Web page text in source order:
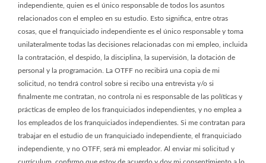
independiente, quien es el único responsable de todos los asuntos
relacionados con el empleo en su estudio. Esto significa, entre otras
cosas, que el franquiciado independiente es el único responsable y toma
unilateralmente todas las decisiones relacionadas con mi empleo, incluida
la contratación, el despido, la disciplina, la supervisión, la dotación de
personal y la programación. La OTFF no recibirá una copia de mi
solicitud, no tendrá control sobre si recibo una entrevista y/o si
finalmente me contratan, no controla ni es responsable de las políticas y
prácticas de empleo de los franquiciados independientes, y no emplea a
los empleados de los franquiciados independientes. Si me contratan para
trabajar en el estudio de un franquiciado independiente, el franquiciado
independiente, y no OTFF, será mi empleador. Al enviar mi solicitud y